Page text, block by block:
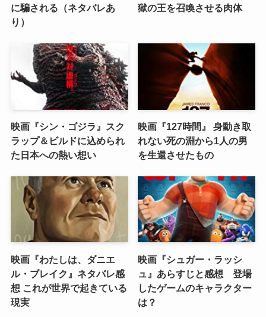
に騙される（ネタバレあ
り）
獄の王を召喚させる肉体
映画『シン・ゴジラ』スク
ラップ＆ビルドに込められ
た日本への熱い想い
映画『127時間』 身動き取
れない死の淵から1人の男
を生還させたもの
映画『わたしは、ダニエ
ル・ブレイク』ネタバレ感
想 これが世界で起きている
現実
映画『シュガー・ラッシ
ュ』あらすじと感想 登場
したゲームのキャラクター
は？